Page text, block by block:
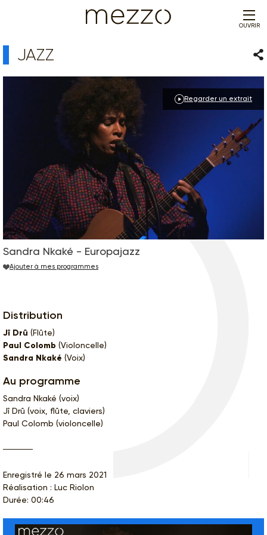
OUVRIR
JAZZ
Sandra Nkaké - Europajazz
Regarder un extrait
Ajouter à mes programmes
Distribution
Jî Drû (Flûte)
Paul Colomb (Violoncelle)
Sandra Nkaké (Voix)
Au programme
Sandra Nkaké (voix)
Jî Drû (voix, flûte, claviers)
Paul Colomb (violoncelle)
Enregistré le 26 mars 2021
Réalisation : Luc Riolon
Durée: 00:46